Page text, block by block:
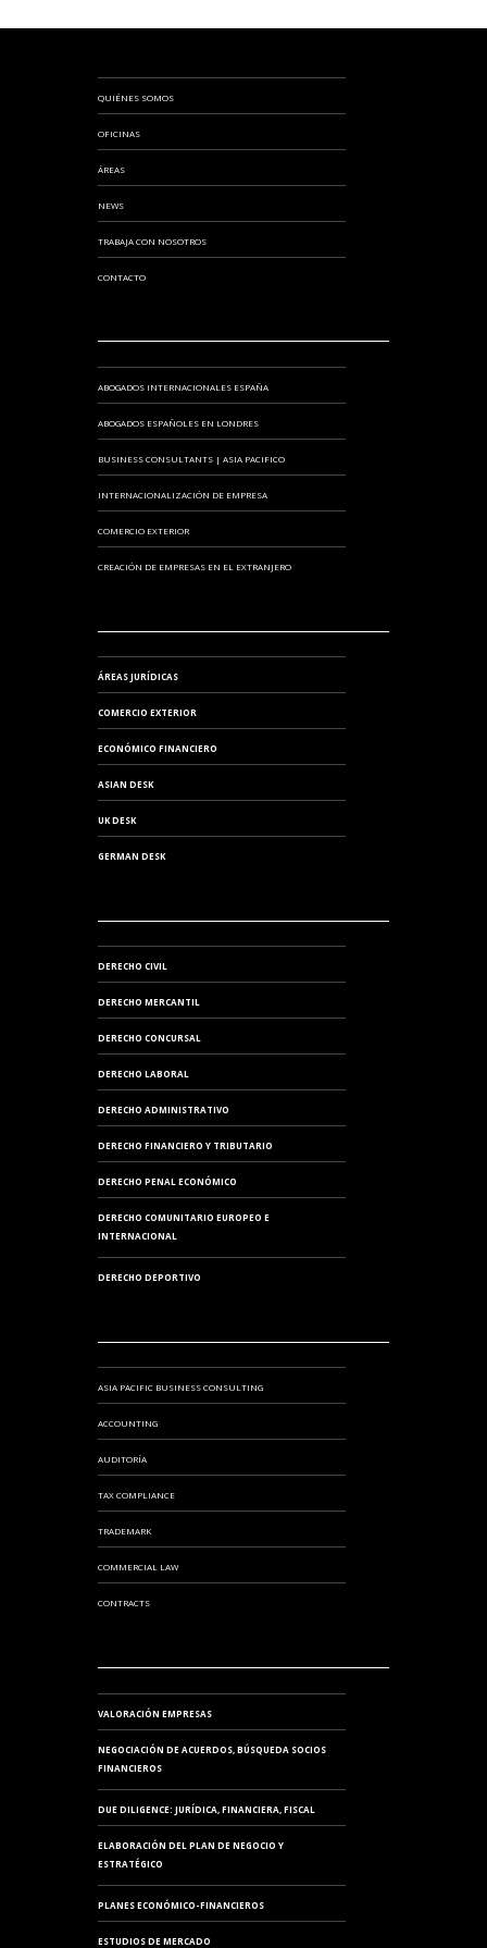
QUIÉNES SOMOS
OFICINAS
ÁREAS
NEWS
TRABAJA CON NOSOTROS
CONTACTO
ABOGADOS INTERNACIONALES ESPAÑA
ABOGADOS ESPAÑOLES EN LONDRES
BUSINESS CONSULTANTS | ASIA PACIFICO
INTERNACIONALIZACIÓN DE EMPRESA
COMERCIO EXTERIOR
CREACIÓN DE EMPRESAS EN EL EXTRANJERO
ÁREAS JURÍDICAS
COMERCIO EXTERIOR
ECONÓMICO FINANCIERO
ASIAN DESK
UK DESK
GERMAN DESK
DERECHO CIVIL
DERECHO MERCANTIL
DERECHO CONCURSAL
DERECHO LABORAL
DERECHO ADMINISTRATIVO
DERECHO FINANCIERO Y TRIBUTARIO
DERECHO PENAL ECONÓMICO
DERECHO COMUNITARIO EUROPEO E
INTERNACIONAL
DERECHO DEPORTIVO
ASIA PACIFIC BUSINESS CONSULTING
ACCOUNTING
AUDITORÍA
TAX COMPLIANCE
TRADEMARK
COMMERCIAL LAW
CONTRACTS
VALORACIÓN EMPRESAS
NEGOCIACIÓN DE ACUERDOS, BÚSQUEDA SOCIOS
FINANCIEROS
DUE DILIGENCE: JURÍDICA, FINANCIERA, FISCAL
ELABORACIÓN DEL PLAN DE NEGOCIO Y
ESTRATÉGICO
PLANES ECONÓMICO-FINANCIEROS
ESTUDIOS DE MERCADO